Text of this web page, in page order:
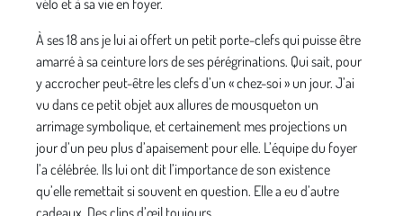
vélo et à sa vie en foyer.
À ses 18 ans je lui ai offert un petit porte-clefs qui puisse être
amarré à sa ceinture lors de ses pérégrinations. Qui sait, pour
y accrocher peut-être les clefs d’un « chez-soi » un jour. J’ai
vu dans ce petit objet aux allures de mousqueton un
arrimage symbolique, et certainement mes projections un
jour d’un peu plus d’apaisement pour elle. L’équipe du foyer
l’a célébrée. Ils lui ont dit l’importance de son existence
qu’elle remettait si souvent en question. Elle a eu d’autre
cadeaux. Des clins d’œil toujours.